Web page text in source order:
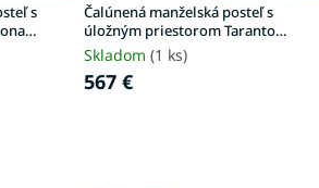
s
Čalúnená manželská posteľ s
úložným priestorom Taranto
160x200 - sivá
Skladom (1 ks)
567 €